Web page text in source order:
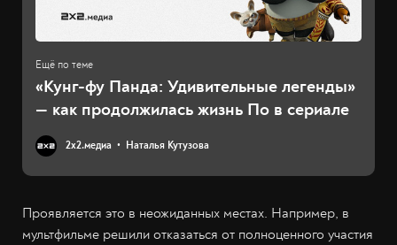
«Кунг-фу Панда: Удивительные легенды»
— как продолжилась жизнь По в сериале
2х2.медиа Наталья Кутузова
Проявляется это в неожиданных местах. Например, в
мультфильме решили отказаться от полноценного участия